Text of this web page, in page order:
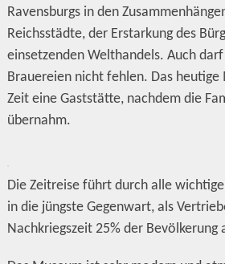
Ravensburgs in den
Reichsstädte, der Erstarkung des
einsetzenden Welthandels. Auch
Brauereien nicht fehlen. Das heutige
Zeit eine Gaststätte, nachdem die
übernahm.
Die Zeitreise führt durch alle
in die jüngste Gegenwart, als
Nachkriegszeit 25% der Bevölkerung